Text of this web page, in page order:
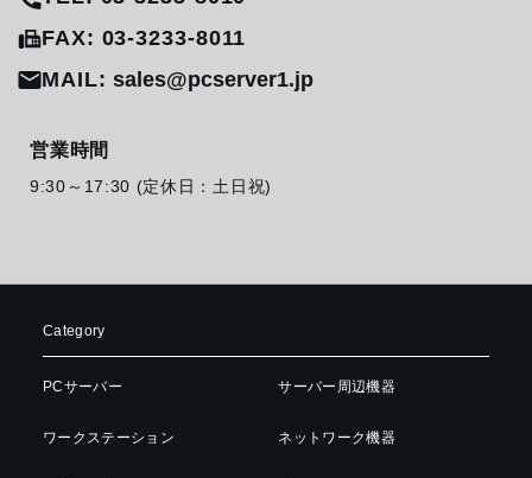
FAX: 03-3233-8011
MAIL:sales@pcserver1.jp
営業時間
9:30～17:30 (定休日：土日祝)
Category
PCサーバー
ワークステーション
サーバー周辺機器
ネットワーク機器